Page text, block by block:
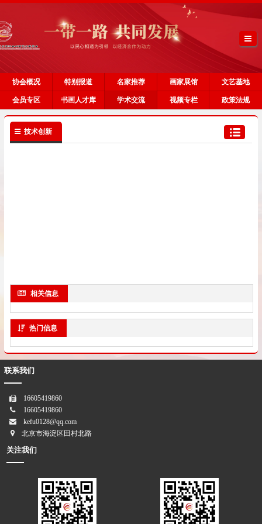
协会概况 特别报道 名家推荐 画家展馆 文艺基地
会员专区 书画人才库 学术交流 视频专栏 政策法规
技术创新
相关信息
热门信息
联系我们
16605419860
16605419860
kefu0128@qq.com
北京市海淀区田村北路
关注我们